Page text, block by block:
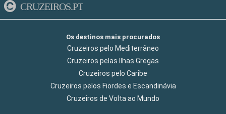
CRUZEIROS.PT
Os destinos mais procurados
Cruzeiros pelo Mediterrâneo
Cruzeiros pelas Ilhas Gregas
Cruzeiros pelo Caribe
Cruzeiros pelos Fiordes e Escandinávia
Cruzeiros de Volta ao Mundo